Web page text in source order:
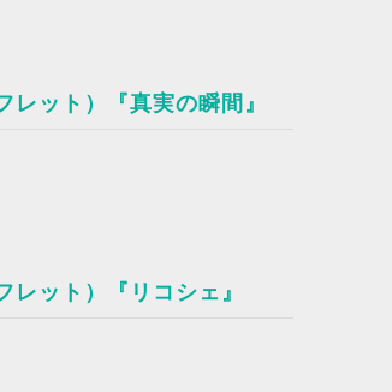
レット）『真実の瞬間』
レット）『リコシェ』